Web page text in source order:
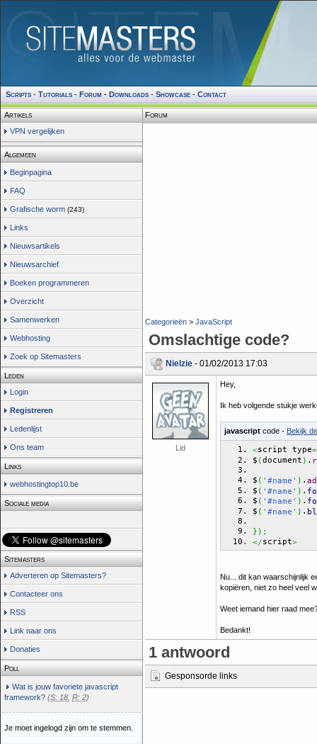
Scripts - Tutorials - Forum - Downloads - Showcase - Contact
Artikels
VPN vergelijken
Algemeen
Beginpagina
FAQ
Grafische worm (243)
Links
Nieuwsartikels
Nieuwsarchief
Boeken programmeren
Overzicht
Samenwerken
Webhosting
Zoek op Sitemasters
Leden
Login
Registreren
Ledenlijst
Ons team
Links
webhostingtop10.be
Sociale media
Sitemasters
Adverteren op Sitemasters?
Contacteer ons
RSS
Link naar ons
Donaties
Poll
Wat is jouw favoriete javascript
framework? (S: 18 R: 2)
Je moet ingelogd zijn om te stemmen.
Forum
Categorieën > JavaScript
Omslachtige code?
Nielzie - 01/02/2013 17:03
Lid
Hey,
Ik heb volgende stukje
javascript code - Bekijk
<script type=
$ (document ) .
$ ( '#name' ) .
$ ( '#name' ) .
$ ( '#name' ) .
$ ( '#name' ) .
} ) ;
</script>
Nu... dit kan waarschijnlijk
kopiëren, niet zo heel veel
Weet iemand hier raad
Bedankt!
1 antwoord
Gesponsorde links